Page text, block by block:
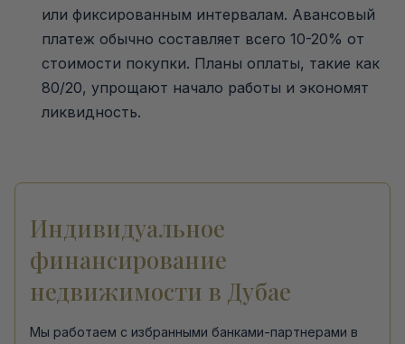
или фиксированным интервалам. Авансовый
платеж обычно составляет всего 10-20% от
стоимости покупки. Планы оплаты, такие как
80/20, упрощают начало работы и экономят
ликвидность.
Индивидуальное
финансирование
недвижимости в Дубае
Мы работаем с избранными банками-партнерами в